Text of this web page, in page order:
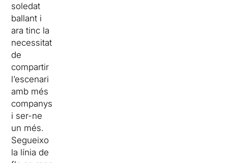
soledat
ballant i
ara tinc la
necessitat
de
compartir
l’escenari
amb més
companys
i ser-ne
un més.
Segueixo
la línia de